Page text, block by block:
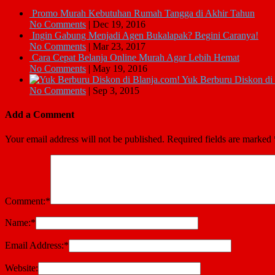
Promo Murah Kebutuhan Rumah Tangga di Akhir Tahun
No Comments | Dec 19, 2016
Ingin Gabung Menjadi Agen Bukalapak? Begini Caranya!
No Comments | Mar 23, 2017
Cara Cepat Belanja Online Murah Agar Lebih Hemat
No Comments | May 19, 2016
Yuk Berburu Diskon di
No Comments | Sep 3, 2015
Add a Comment
Your email address will not be published. Required fields are marked
Comment:*
Name:*
Email Address:*
Website: